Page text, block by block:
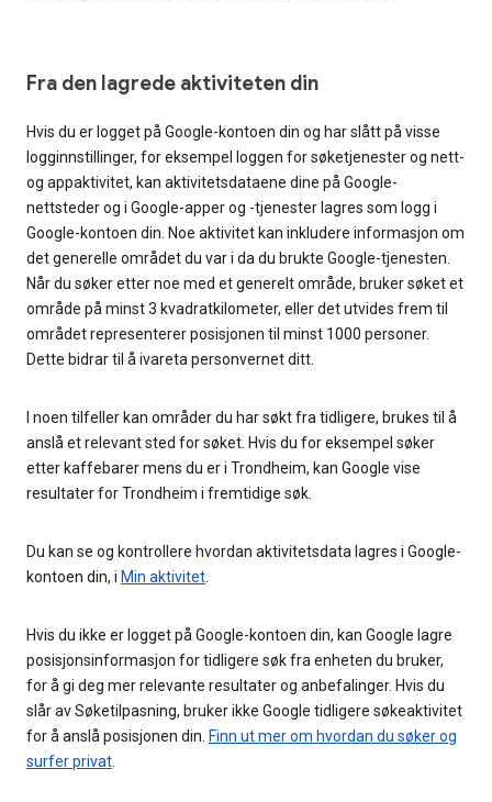
Fra den lagrede aktiviteten din
Hvis du er logget på Google-kontoen din og har slått på visse
logginnstillinger, for eksempel loggen for søketjenester og nett-
og appaktivitet, kan aktivitetsdataene dine på Google-
nettsteder og i Google-apper og -tjenester lagres som logg i
Google-kontoen din. Noe aktivitet kan inkludere informasjon om
det generelle området du var i da du brukte Google-tjenesten.
Når du søker etter noe med et generelt område, bruker søket et
område på minst 3 kvadratkilometer, eller det utvides frem til
området representerer posisjonen til minst 1000 personer.
Dette bidrar til å ivareta personvernet ditt.
I noen tilfeller kan områder du har søkt fra tidligere, brukes til å
anslå et relevant sted for søket. Hvis du for eksempel søker
etter kaffebarer mens du er i Trondheim, kan Google vise
resultater for Trondheim i fremtidige søk.
Du kan se og kontrollere hvordan aktivitetsdata lagres i Google-
kontoen din, i Min aktivitet
Hvis du ikke er logget på Google-kontoen din, kan Google lagre
posisjonsinformasjon for tidligere søk fra enheten du bruker,
for å gi deg mer relevante resultater og anbefalinger. Hvis du
slår av Søketilpasning, bruker ikke Google tidligere søkeaktivitet
for å anslå posisjonen din. Finn ut mer om hvordan du søker og
surfer privat